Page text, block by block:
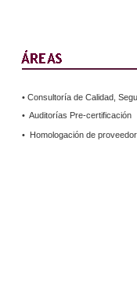
• Consultoría de Calidad,
• Auditorías Pre-certificación
• Homologación de